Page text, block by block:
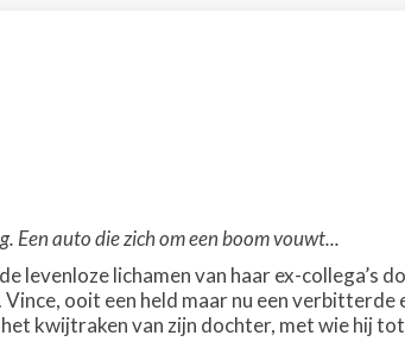
Een auto die zich om een boom vouwt...
levenloze lichamen van haar ex-collega’s
ooit een held maar nu een
kwijtraken van zijn dochter, met wie hij